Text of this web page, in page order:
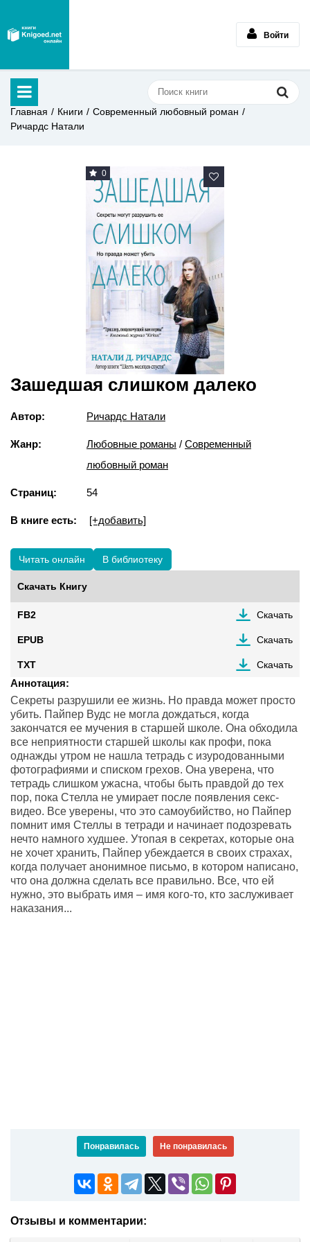
Войти
Главная Книги
Современный любовный роман
Ричардс Натали
0
Зашедшая слишком далеко
Автор: Ричардс Натали
Жанр: Любовные романы / Современный
любовный роман
Страниц: 54
В книге есть: [+добавить]
Читать онлайн В библиотеку
Скачать Книгу
FB2 Скачать
EPUB Скачать
TXT Скачать
Аннотация:
Cекреты разрушили ее жизнь. Но правда может просто
убить. Пайпер Вудс не могла дождаться, когда
закончатся ее мучения в старшей школе. Она обходила
все неприятности старшей школы как профи, пока
однажды утром не нашла тетрадь с изуродованными
фотографиями и списком грехов. Она уверена, что
тетрадь слишком ужасна, чтобы быть правдой до тех
пор, пока Стелла не умирает после появления секс-
видео. Все уверены, что это самоубийство, но Пайпер
помнит имя Стеллы в тетради и начинает подозревать
нечто намного худшее. Утопая в секретах, которые она
не хочет хранить, Пайпер убеждается в своих страхах,
когда получает анонимное письмо, в котором написано,
что она должна сделать все правильно. Все, что ей
нужно, это выбрать имя – имя кого-то, кто заслуживает
наказания...
Понравилась Не понравилась
Отзывы и комментарии: